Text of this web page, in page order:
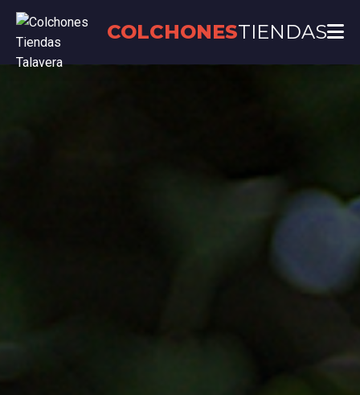
COLCHONESTIENDAS